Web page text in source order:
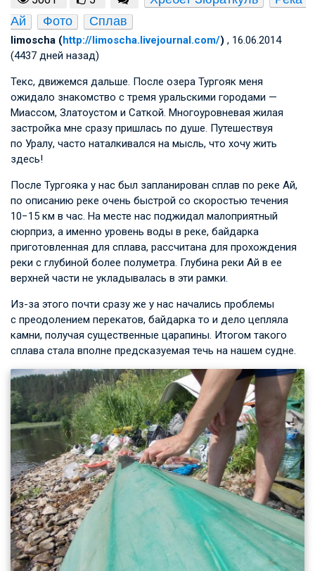
Ай
Фото Сплав
limoscha (http://limoscha.livejournal.com/) , 16.06.2014
(4437 дней назад)
Текс, движемся дальше. После озера Тургояк меня
ожидало знакомство с тремя уральскими городами —
Миассом, Златоустом и Саткой. Многоуровневая жилая
застройка мне сразу пришлась по душе. Путешествуя
по Уралу, часто наталкивался на мысль, что хочу жить
здесь!
После Тургояка у нас был запланирован сплав по реке Ай,
по описанию реке очень быстрой со скоростью течения
10−15 км в час. На месте нас поджидал малоприятный
сюрприз, а именно уровень воды в реке, байдарка
приготовленная для сплава, рассчитана для прохождения
реки с глубиной более полуметра. Глубина реки Ай в ее
верхней части не укладывалась в эти рамки.
Из-за этого почти сразу же у нас начались проблемы
с преодолением перекатов, байдарка то и дело цепляла
камни, получая существенные царапины. Итогом такого
сплава стала вполне предсказуемая течь на нашем судне.